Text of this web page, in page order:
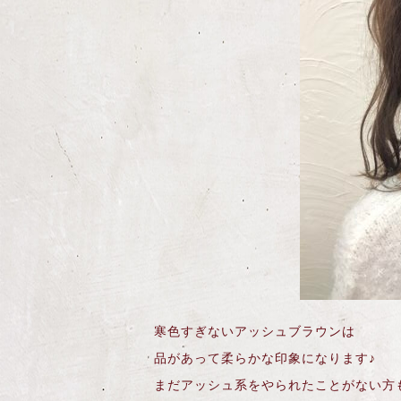
寒色すぎないアッシュブラウンは
品があって柔らかな印象になります♪
まだアッシュ系をやられたことがない方